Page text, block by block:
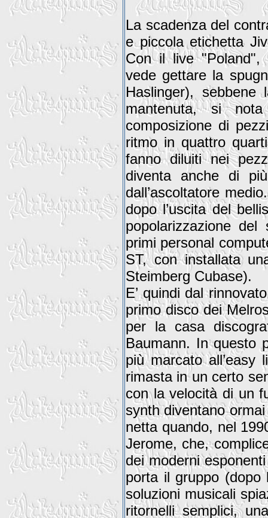
La scadenza del
e piccola etichetta
Con il live "Poland",
vede gettare la
Haslinger),
mantenuta, si
composizione di
ritmo in quattro
fanno diluiti nei
diventa anche di
dall’ascoltatore
dopo l’uscita del
popolarizzazione
primi personal
ST, con installata
Steimberg Cubase).
E’ quindi dal
primo disco dei
per la casa
Baumann. In questo
più marcato all’easy
rimasta in un certo
con la velocità di un
synth diventano
netta quando, nel
Jerome, che,
dei moderni
porta il gruppo (dopo
soluzioni musicali
ritornelli semplici,